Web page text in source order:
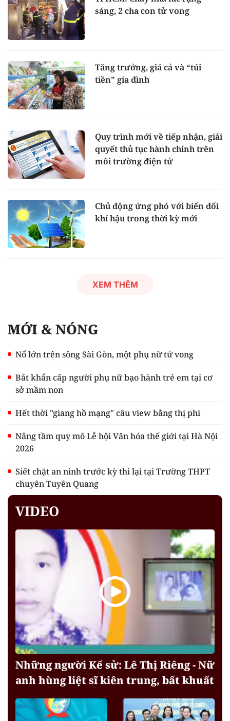
sáng, 2 cha con tử vong
Tăng trưởng, giá cả và “túi
tiền” gia đình
Quy trình mới về tiếp nhận, giải
quyết thủ tục hành chính trên
môi trường điện tử
Chủ động ứng phó với biến đổi
khí hậu trong thời kỳ mới
XEM THÊM
MỚI & NÓNG
Nổ lớn trên sông Sài Gòn, một phụ nữ tử vong
Bắt khẩn cấp người phụ nữ bạo hành trẻ em tại cơ
sở mầm non
Hết thời "giang hồ mạng" câu view bằng thị phi
Nâng tầm quy mô Lễ hội Văn hóa thế giới tại Hà Nội
2026
Siết chặt an ninh trước kỳ thi lại tại Trường THPT
chuyên Tuyên Quang
VIDEO
Những người Kể sử: Lê Thị Riêng - Nữ
anh hùng liệt sĩ kiên trung, bất khuất